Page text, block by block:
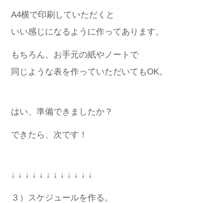
A4横で印刷していただくと
いい感じになるように作ってあります。
もちろん、お手元の紙やノートで
同じような表を作っていただいてもOK。
はい、準備できましたか？
できたら、次です！
↓ ↓ ↓ ↓ ↓ ↓ ↓ ↓ ↓ ↓ ↓ ↓
３）スケジュールを作る。